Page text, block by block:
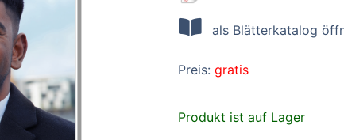
als Blätterkatalog
Preis: gratis
Produkt ist auf Lager